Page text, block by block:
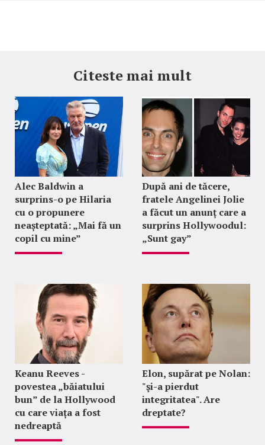
Citeste mai mult
Alec Baldwin a
surprins-o pe Hilaria
cu o propunere
neașteptată: „Mai fă un
copil cu mine”
După ani de tăcere,
fratele Angelinei Jolie
a făcut un anunț care a
surprins Hollywoodul:
„Sunt gay”
Keanu Reeves -
povestea „băiatului
bun” de la Hollywood
cu care viața a fost
nedreaptă
Elon, supărat pe Nolan:
"şi-a pierdut
integritatea". Are
dreptate?